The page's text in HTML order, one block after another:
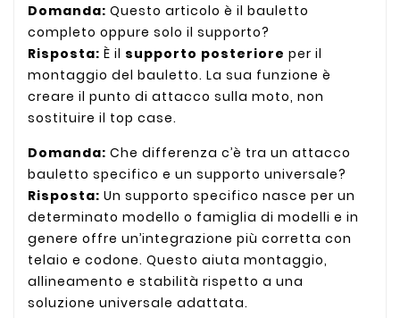
Domanda: Questo articolo è il bauletto
completo oppure solo il supporto?
Risposta: È il supporto posteriore per il
montaggio del bauletto. La sua funzione è
creare il punto di attacco sulla moto, non
sostituire il top case.
Domanda: Che differenza c’è tra un attacco
bauletto specifico e un supporto universale?
Risposta: Un supporto specifico nasce per un
determinato modello o famiglia di modelli e in
genere offre un’integrazione più corretta con
telaio e codone. Questo aiuta montaggio,
allineamento e stabilità rispetto a una
soluzione universale adattata.